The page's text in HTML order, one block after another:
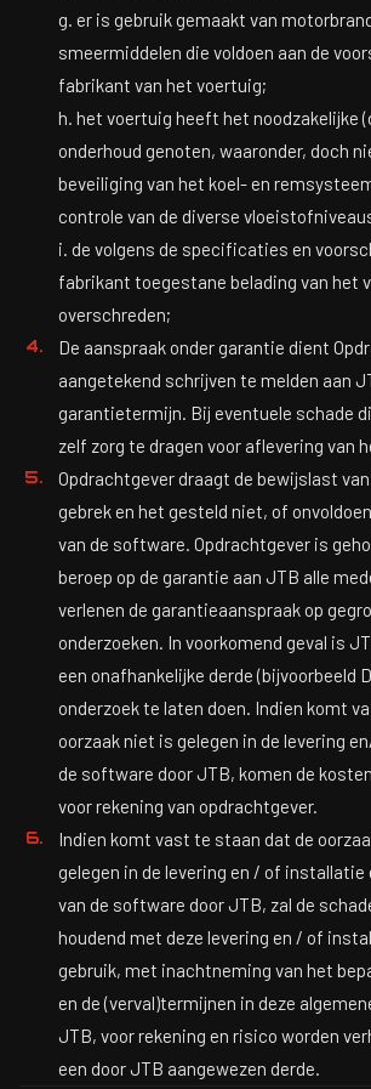
g. er is gebruik gemaakt van
smeermiddelen die voldoen aan de
fabrikant van het voertuig;
h. het voertuig heeft het noodzakelijke
onderhoud genoten, waaronder, doch
beveiliging van het koel- en
controle van de diverse
i. de volgens de specificaties en
fabrikant toegestane belading van het
overschreden;
De aanspraak onder garantie dient
aangetekend schrijven te melden aan
garantietermijn. Bij eventuele schade
zelf zorg te dragen voor aflevering van
Opdrachtgever draagt de bewijslast
gebrek en het gesteld niet, of
van de software. Opdrachtgever is
beroep op de garantie aan JTB alle
verlenen de garantieaanspraak op
onderzoeken. In voorkomend geval is
een onafhankelijke derde (bijvoorbeeld
onderzoek te laten doen. Indien komt
oorzaak niet is gelegen in de levering
de software door JTB, komen de
voor rekening van opdrachtgever.
Indien komt vast te staan dat de
gelegen in de levering en / of
van de software door JTB, zal de
houdend met deze levering en / of
gebruik, met inachtneming van het
en de (verval)termijnen in deze
JTB, voor rekening en risico worden
een door JTB aangewezen derde.